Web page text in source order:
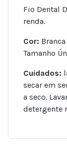
Fio Dental
renda.
Cor: Branca
Tamanho
Cuidados:
secar em
a seco.
detergente